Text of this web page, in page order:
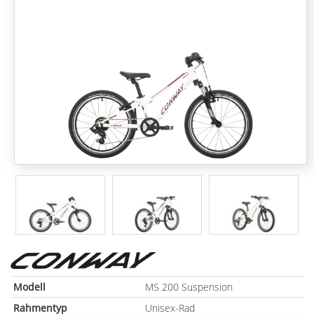
Modell
MS 200 Suspension
Rahmentyp
Unisex-Rad